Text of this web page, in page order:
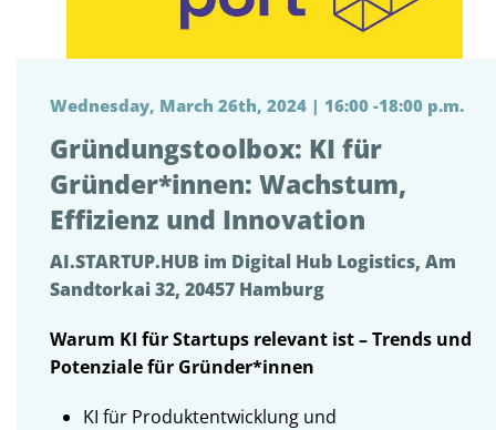
Wednesday, March 26th, 2024 | 16:00 -18:00 p.m.
Gründungstoolbox: KI für
Gründer*innen: Wachstum,
Effizienz und Innovation
AI.STARTUP.HUB im Digital Hub Logistics, Am
Sandtorkai 32, 20457 Hamburg
Warum KI für Startups relevant ist – Trends und
Potenziale für Gründer*innen
KI für Produktentwicklung und